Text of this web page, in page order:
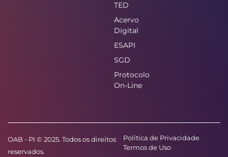
TED
Acervo
Digital
ESAPI
SGD
Protocolo
On-Line
OAB - PI © 2025. Todos os direitos
reservados.
Política de Privacidade
Termos de Uso